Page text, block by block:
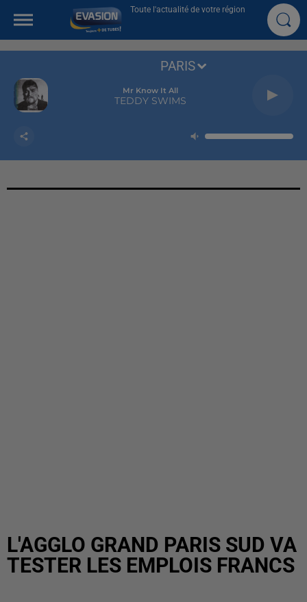
Toute l'actualité de votre région
Mr Know It All
TEDDY SWIMS
PARIS
L'AGGLO GRAND PARIS SUD VA
TESTER LES EMPLOIS FRANCS